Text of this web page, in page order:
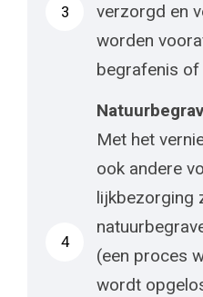
3
verzorgd en
worden
begrafenis of
4
Met het
ook andere
lijkbezorging
(een proces
wordt